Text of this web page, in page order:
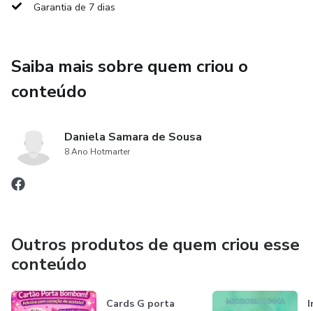
Corre garantir os seus e surpreenda seus clientes com
embalagens lindas e criativas ❤️
Garantia de 7 dias
Saiba mais sobre quem criou o
conteúdo
Daniela Samara de Sousa
8 Ano Hotmarter
Outros produtos de quem criou esse
conteúdo
Cards G porta